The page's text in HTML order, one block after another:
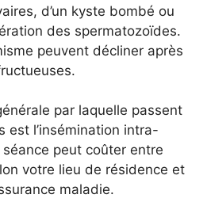
d’un kyste bombé ou
des spermatozoïdes.
peuvent décliner après
par laquelle passent
est l’insémination intra-
peut coûter entre
votre lieu de résidence et
maladie.